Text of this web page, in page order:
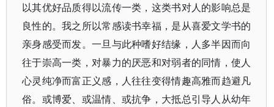
以其优好品质得以流传一类，这类书对人的影响总是
良性的。我之所以常感读书幸福，是从喜爱文学书的
亲身感受而发。一旦与此种嗜好结缘，人多半因而向
往于崇高一类，对暴力的厌恶和对弱者的同情，使人
心灵纯净而富正义感，人往往变得情趣高雅而趋避凡
俗。或博爱、或温情、或抗争，大抵总引导人从幼年